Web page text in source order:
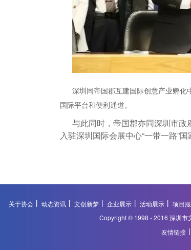
深圳同帝国郡互建国际创意产业孵化
国际平台和便利通道。
与此同时，帝国郡亦同深圳市政
入驻深圳国际会展中心“一带一路”
关于协会 动态资讯 文创新梦 企业展示 活动展示 项目
Copyright © 1998 - 2016 深圳市
友情链接